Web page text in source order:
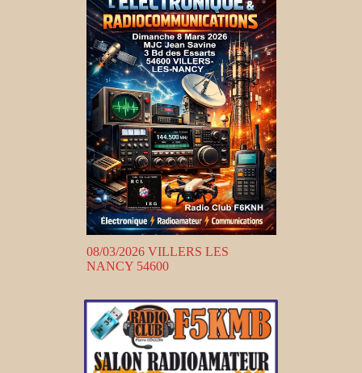
08/03/2026 VILLERS LES
NANCY 54600